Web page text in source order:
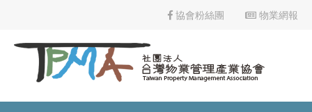
協會粉絲團 物業網報
物業管理課程
113年9月18、19、25、26日(計4日)